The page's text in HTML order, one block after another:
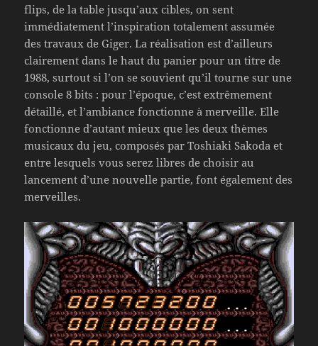
flips, de la table jusqu’aux cibles, on sent
immédiatement l’inspiration totalement assumée
des travaux de Giger. La réalisation est d’ailleurs
clairement dans le haut du panier pour un titre de
1988, surtout si l’on se souvient qu’il tourne sur une
console 8 bits : pour l’époque, c’est extrêmement
détaillé, et l’ambiance fonctionne à merveille. Elle
fonctionne d’autant mieux que les deux thèmes
musicaux du jeu, composés par Toshiaki Sakoda et
entre lesquels vous serez libres de choisir au
lancement d’une nouvelle partie, font également des
merveilles.